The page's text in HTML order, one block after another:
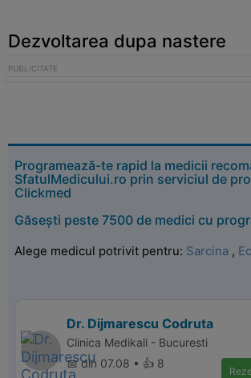
Dezvoltarea dupa nastere
Programează-te rapid la medicii
SfatulMedicului.ro prin serviciul de
Clickmed
Găsești peste 7500 de medici cu
Alege medicul potrivit pentru: Sarcina ,
Dr. Dijmarescu Codruta
Clinica Medikali - Bucuresti
📅 din 07.08 • 👍 8